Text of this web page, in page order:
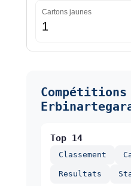
Cartons jaunes
1
Compétitions
Top 14
Classement
Resultats